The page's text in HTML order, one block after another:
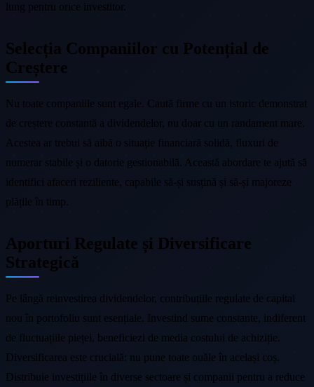
lung pentru orice investitor.
Selecția Companiilor cu Potențial de
Creștere
Nu toate companiile sunt egale. Caută firme cu un istoric demonstrat
de creștere constantă a dividendelor, nu doar cu un randament mare.
Acestea ar trebui să aibă o situație financiară solidă, fluxuri de
numerar stabile și o datorie gestionabilă. Această abordare te ajută să
identifici afaceri reziliente, capabile să-și susțină și să-și majoreze
plățile în timp.
Aporturi Regulate și Diversificare
Strategică
Pe lângă reinvestirea dividendelor, contribuțiile regulate de capital
nou în portofoliu sunt esențiale. Investind sume constante, indiferent
de fluctuațiile pieței, beneficiezi de media costului de achiziție.
Diversificarea este crucială: nu pune toate ouăle în același coș.
Distribuie investițiile în diverse sectoare și companii pentru a reduce